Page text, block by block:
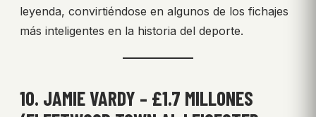
leyenda, convirtiéndose en algunos de los fichajes
más inteligentes en la historia del deporte.
10. JAMIE VARDY – £1.7 MILLONES